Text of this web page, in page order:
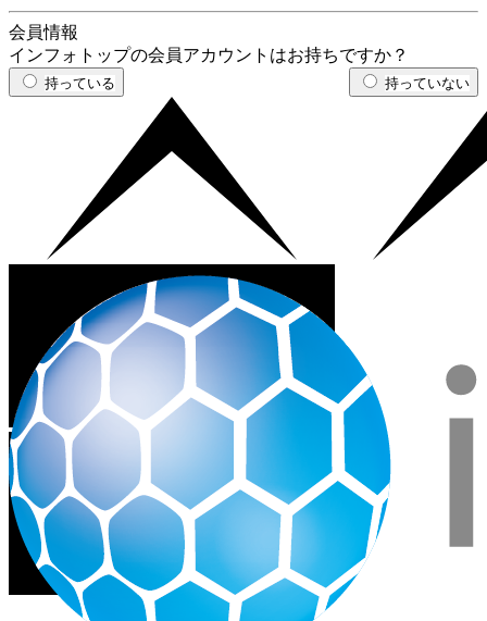
会員情報
インフォトップの会員アカウントはお持ちですか？
持っている 持っていない